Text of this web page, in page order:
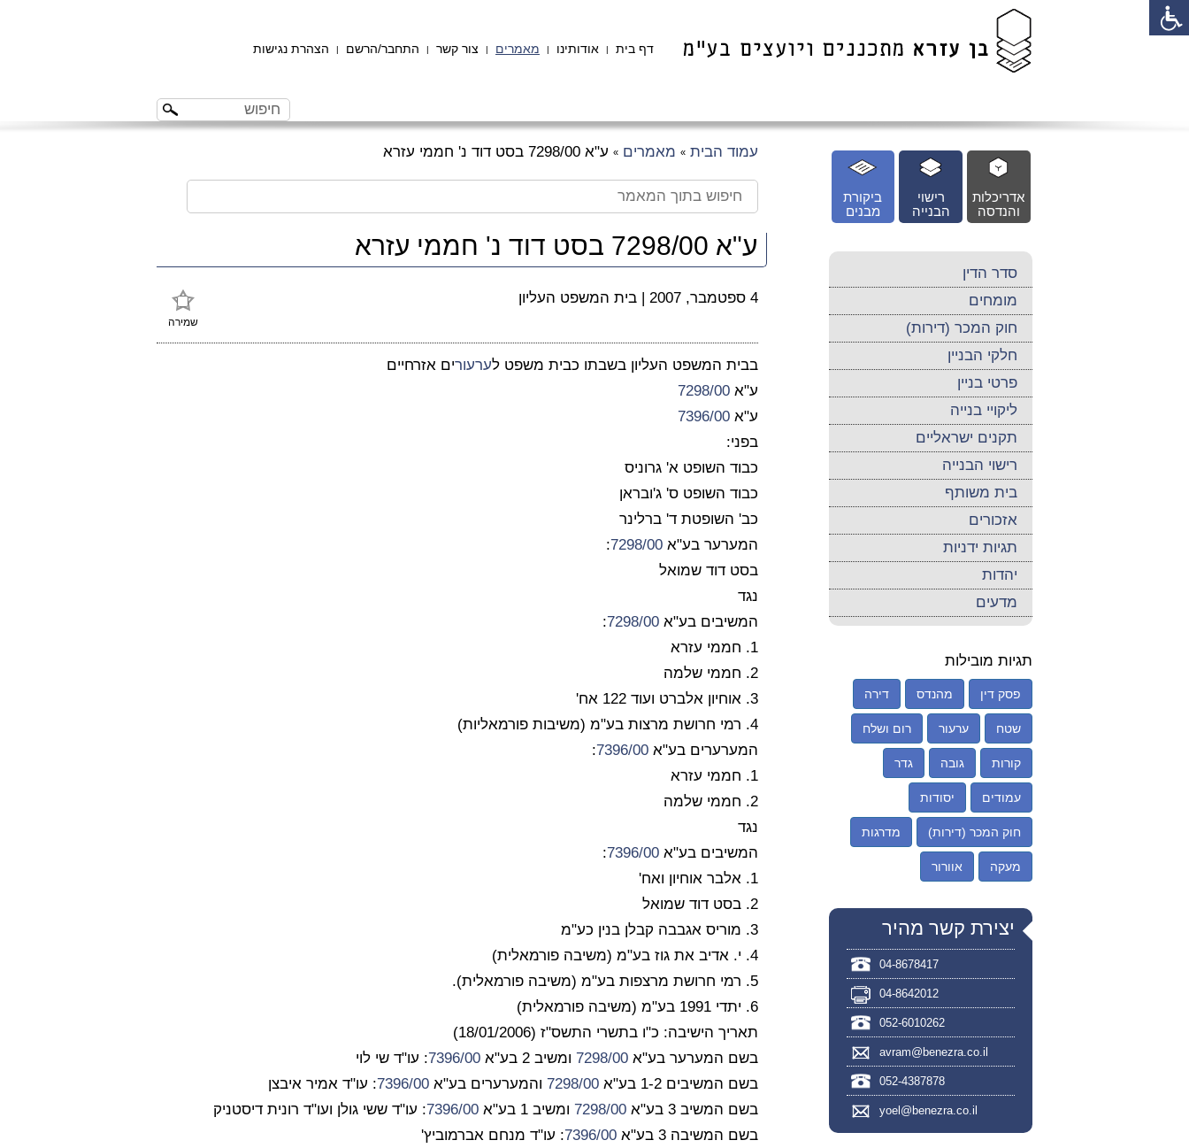
דף בית | אודותינו | מאמרים | צור קשר | התחבר/הרשם | הצהרת נגישות
עמוד הבית » מאמרים » ע"א 7298/00 בסט דוד נ' חממי עזרא
ע"א 7298/00 בסט דוד נ' חממי עזרא
שמירה
4 ספטמבר, 2007 | בית המשפט העליון
בבית המשפט העליון בשבתו כבית משפט לערעורים אזרחיים
ע"א 7298/00
ע"א
בפני:
כבוד השופט א' גרוניס
כבוד השופט ס' ג'ובראן
כב' השופטת ד' ברלינר
המערער בע"א 7298/00
:
בסט דוד שמואל
נגד
המשיבים בע"א 7298/00
:
1. חממי עזרא
2. חממי שלמה
3. אוחיון אלברט ועוד 122 אח'
4. רמי חרושת מרצות בע"מ (משיבות פורמאליות)
המערערים בע"א
:
1. חממי עזרא
2. חממי שלמה
נגד
המשיבים בע"א
:
1. אלבר אוחיון ואח'
2. בסט דוד שמואל
3. מוריס אגבבה קבלן בנין כע"מ
4. י. אדיב את גוז בע"מ (משיבה פורמאלית)
5. רמי חרושת מרצפות בע"מ (משיבה פורמאלית).
6. יתדי 1991 בע"מ (משיבה פורמאלית)
תאריך הישיבה: כ"ו בתשרי התשס"ז (18/01/2006)
בשם המערער בע"א 7298/00 ומשיב 2 בע"א
: עו"ד שי לוי
בשם המשיבים 1-2 בע"א
7298/00 והמערערים בע"א
: עו"ד אמיר איבצן
בשם המשיב 3 בע"א
7298/00 ומשיב 1 בע"א
: עו"ד ששי גולן ועו"ד רונית דיסטניק
בשם המשיבה 3 בע"א
: עו"ד מנחם אברמוביץ'
ביקורת
מבנים
רישוי
הבנייה
אדריכלות
והנדסה
סדר הדין
מומחים
חוק המכר (דירות)
חלקי הבניין
פרטי בניין
ליקויי בנייה
תקנים ישראליים
רישוי הבנייה
בית משותף
אזכורים
תגיות ידניות
יהדות
מדעים
תגיות מובילות
פסק דין מהנדס דירה
שטח ערעור רום ושלח
קורות גובה גדר
עמודים יסודות
חוק המכר (דירות) מדרגות
מעקה אוורור
יצירת קשר מהיר
04-8678417
04-8642012
052-6010262
avram@benezra.co.il
052-4387878
yoel@benezra.co.il